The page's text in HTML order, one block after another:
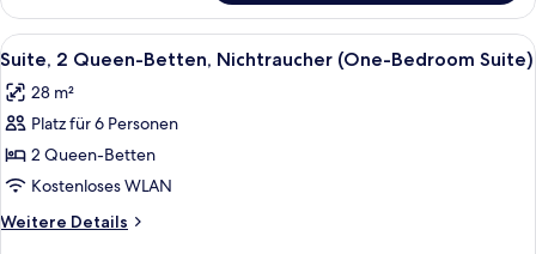
1
Queen-
Bett,
Alle
Fotos
für
Suite,
2 Queen-
Betten,
Nichtraucher
(One-
Ein kompaktes Hotelzimmer mit
9
Suite, 2 Queen-Betten, Nichtraucher (One-Bedroom Suite)
28 m²
Platz für 6 Personen
2 Queen-Betten
Kostenloses WLAN
Weitere Details
Weitere